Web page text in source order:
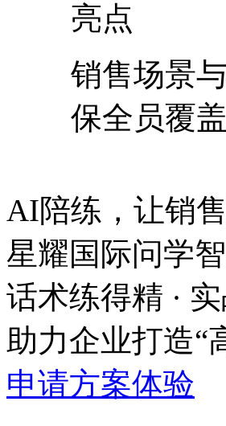
亮点
销售场景
保全员覆盖
AI陪练，让销售
星耀国际问学
话术练得精 ·
助力企业打造“
申请方案体验